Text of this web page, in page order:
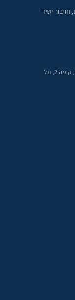
ישיר
רחוב ראול ולנברג 18, מתחם CU, מגדל C, קומה 2, תל